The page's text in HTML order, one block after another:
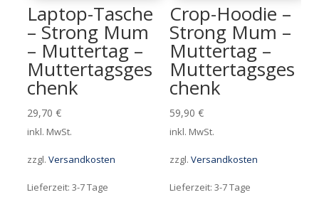
Laptop-Tasche
– Strong Mum
– Muttertag –
Muttertagsges
chenk
29,70 €
inkl. MwSt.
zzgl. Versandkosten
Lieferzeit: 3-7 Tage
Crop-Hoodie –
Strong Mum –
Muttertag –
Muttertagsges
chenk
59,90€
inkl. MwSt.
zzgl.Versandkosten
Lieferzeit:3-7 Tage